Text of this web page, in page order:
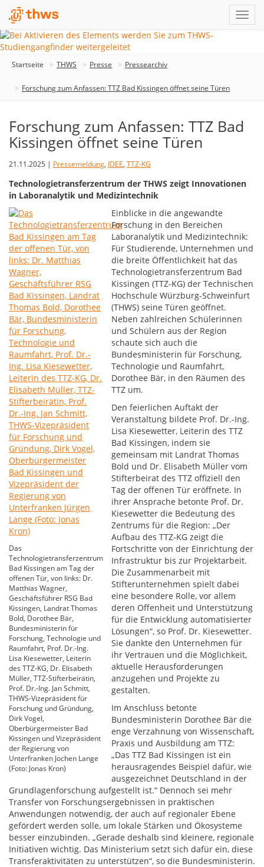
Startseite THWS Presse Pressearchiv
Forschung zum Anfassen: TTZ Bad Kissingen öffnet seine Türen
Forschung zum Anfassen: TTZ Bad
Kissingen öffnet seine Türen
21.11.2025 | Pressemeldung, IDEE, TTZ-KG
Technologietransferzentrum der THWS zeigt Innovationen
in Laboranalytik und Medizintechnik
Das
Technologietransferzentrum
Bad Kissingen am Tag der
offenen Tür, von links: Dr.
Matthias Wagner,
Geschäftsführer RSG Bad
Kissingen, Landrat Thomas
Bold, Dorothee Bär,
Bundesministerin für
Forschung, Technologie und
Raumfahrt, Prof. Dr.-Ing.
Lisa Kiesewetter, Leiterin
des TTZ-KG, Dr. Elisabeth
Müller, TTZ-Stifterbeirätin,
Prof. Dr.-Ing. Jan Schmitt,
THWS-Vizepräsident für
Forschung und Gründung,
Dirk Vogel,
Oberbürgermeister Bad
Kissingen und Vizepräsident
der Regierung von
Unterfranken Jochen Lange
(Foto: Jonas Kron)
Einblicke in die angewandte
Forschung in den Bereichen
Laboranalytik und Medizintechnik:
Für Studierende, Unternehmen und
die breite Öffentlichkeit hat das
Technologietransferzentrum Bad
Kissingen (TTZ-KG) der Technischen
Hochschule Würzburg-Schweinfurt
(THWS) seine Türen geöffnet.
Neben zahlreichen Schülerinnen
und Schülern aus der Region
schaute sich auch die
Bundesministerin für Forschung,
Technologie und Raumfahrt,
Dorothee Bär, in den Räumen des
TTZ um.
Den feierlichen Auftakt der
Veranstaltung bildete Prof. Dr.-Ing.
Lisa Kiesewetter, Leiterin des TTZ
Bad Kissingen, indem sie
gemeinsam mit Landrat Thomas
Bold und Dr. Elisabeth Müller vom
Stifterbeirat des TTZ offiziell den
Tag der offenen Tür eröffnete. In
ihrer Ansprache betonte Prof. Dr.
Kiesewetter die Bedeutung des
Zentrums für die Region: „Der
Aufbau des TTZ-KG zeigt die
Fortschritte von der Einrichtung der
Infrastruktur bis zur Projektarbeit.
Die Zusammenarbeit mit
Stifterunternehmen spielt dabei
eine besondere Rolle, vor allem
deren Offenheit und Unterstützung
für die Entwicklung automatisierter
Lösungen“, so Prof. Dr. Kiesewetter.
Sie dankte den Unternehmen für
ihr Vertrauen und die Möglichkeit,
aktuelle Herausforderungen
anzugehen und Projekte zu
gestalten.
Im Anschluss betonte
Bundesministerin Dorothee Bär die
enge Verzahnung von Wissenschaft,
Praxis und Ausbildung am TTZ:
„Das TTZ Bad Kissingen ist ein
herausragendes Beispiel dafür, wie
ausgezeichnet Deutschland in der
Grundlagenforschung aufgestellt ist.“ Dennoch sei mehr
Transfer von Forschungsergebnissen in praktischen
Anwendungen notwendig, der auch auf regionaler Ebene
gefördert werden solle, um lokale Stärken und Ökosysteme
besser einzubinden. „Gerade deshalb sind kleinere, regionale
Initiativen wichtig. Das Ministerium setzt sich dafür ein, diese
Transferaktivitäten zu unterstützen“, so die Bundesministerin.